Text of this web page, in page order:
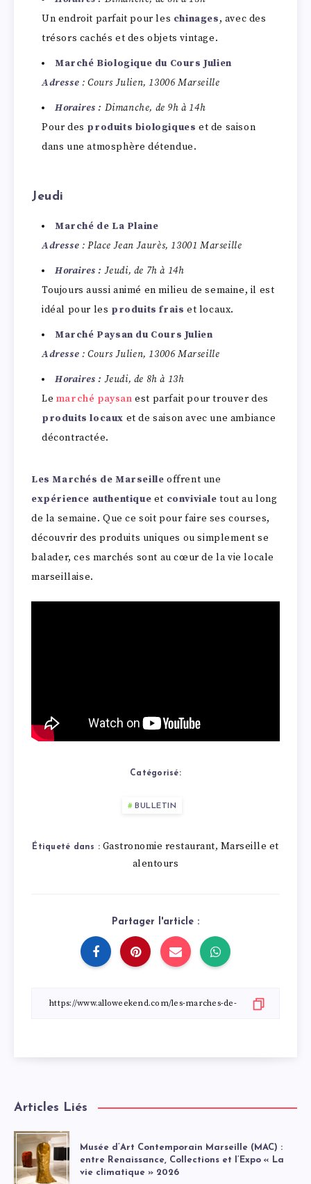
Un endroit parfait pour les chinages, avec des
trésors cachés et des objets vintage.
Marché Biologique du Cours Julien
Adresse : Cours Julien, 13006 Marseille
Horaires : Dimanche, de 9h à 14h
Pour des produits biologiques et de saison
dans une atmosphère détendue.
Jeudi
Marché de La Plaine
Adresse : Place Jean Jaurès, 13001 Marseille
Horaires : Jeudi, de 7h à 14h
Toujours aussi animé en milieu de semaine, il est
idéal pour les produits frais et locaux.
Marché Paysan du Cours Julien
Adresse : Cours Julien, 13006 Marseille
Horaires :Jeudi, de 8h à 13h
Le marché paysan est parfait pour trouver des
produits locaux et de saison avec une ambiance
décontractée.
Les Marchés de Marseille offrent une
expérience authentique et conviviale tout au long
de la semaine. Que ce soit pour faire ses courses,
découvrir des produits uniques ou simplement se
balader, ces marchés sont au cœur de la vie locale
marseillaise.
Catégorisé:
BULLETIN
Étiqueté dans : Gastronomie restaurant, Marseille et
alentours
Partager l'article :
Articles Liés
Musée d’Art Contemporain Marseille (MAC) :
entre Renaissance, Collections et l’Expo « La
vie climatique » 2026